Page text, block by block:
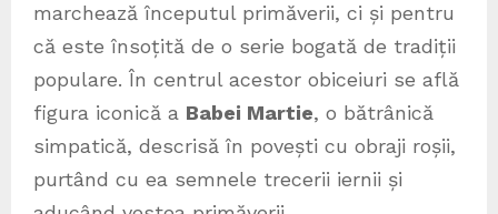
marchează începutul primăverii, ci și pentru
că este însoțită de o serie bogată de tradiții
populare. În centrul acestor obiceiuri se află
figura iconică a Babei Martie, o bătrânică
simpatică, descrisă în povești cu obraji roșii,
purtând cu ea semnele trecerii iernii și